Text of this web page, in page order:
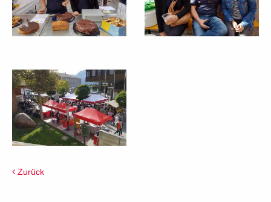
Zurück